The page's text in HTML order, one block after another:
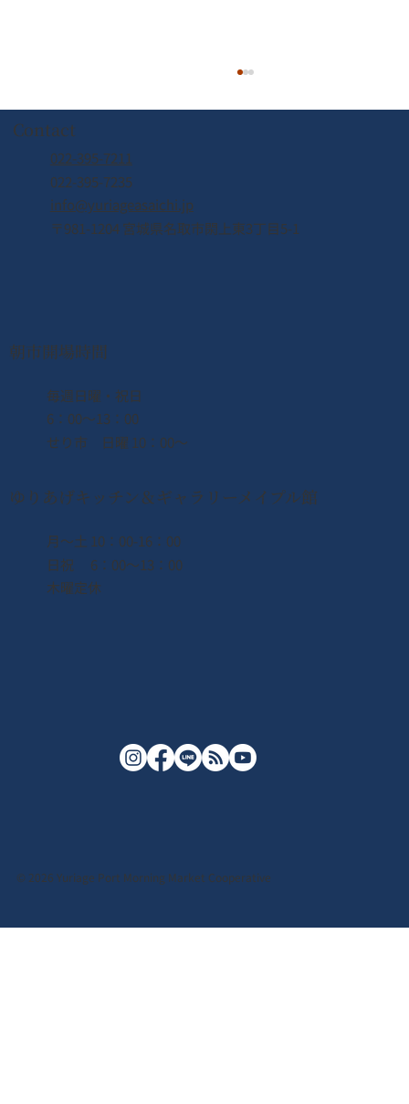
2026年6月営業カレンダー
Contact
022-395-7211
022-395-7235
info@yuriageasaichi.jp
〒981-1204 宮城県名取市閖上東3丁目5-1
朝市開場時間
​毎週日曜・祝日
6：00〜13：00
せり市 日曜 10：00〜
ゆりあげキッチン＆ギャラリーメイプル館
月〜土 10：00-16：00
日祝 6：00〜13：00
木曜定休
© 2026 Yuriage Port Morning Market Cooperative